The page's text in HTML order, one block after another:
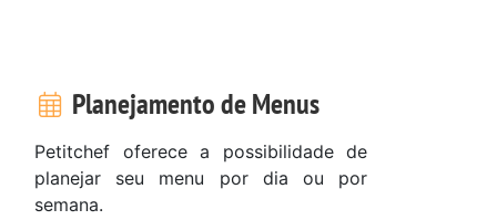
Planejamento de Menus
Petitchef oferece a possibilidade de
planejar seu menu por dia ou por
semana.